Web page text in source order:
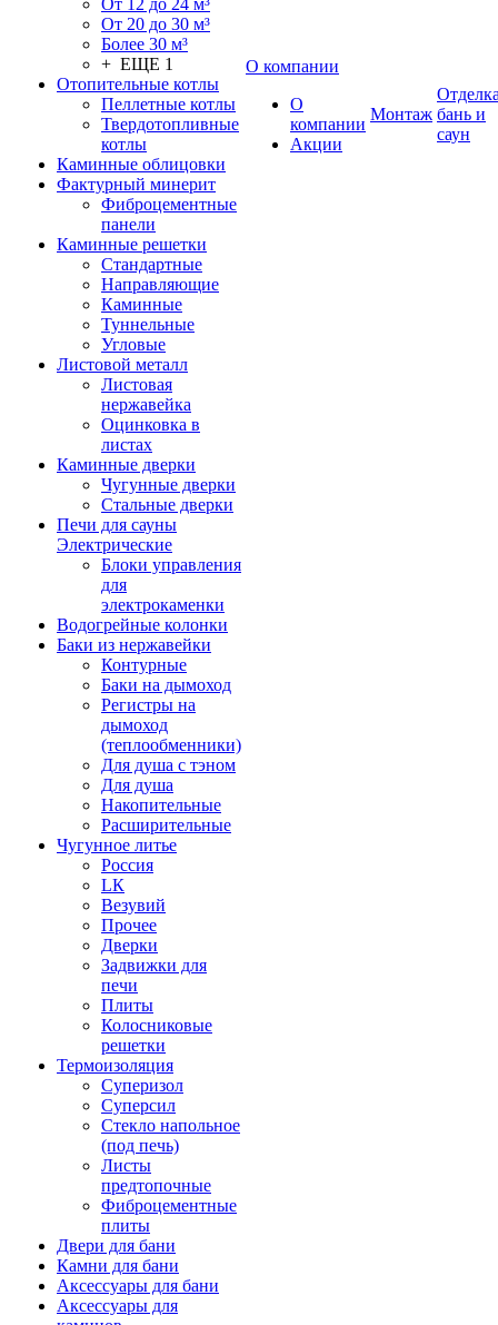
От 12 до 24 м³
От 20 до 30 м³
Более 30 м³
+ ЕЩЕ 1
Отопительные котлы
Пеллетные котлы
Твердотопливные
котлы
Каминные облицовки
Фактурный минерит
Фиброцементные
панели
Каминные решетки
Стандартные
Направляющие
Каминные
Туннельные
Угловые
Листовой металл
Листовая
нержавейка
Оцинковка в
листах
Каминные дверки
Чугунные дверки
Стальные дверки
Печи для сауны
Электрические
Блоки управления
для
электрокаменки
Водогрейные колонки
Баки из нержавейки
Контурные
Баки на дымоход
Регистры на
дымоход
(теплообменники)
Для душа с тэном
Для душа
Накопительные
Расширительные
Чугунное литье
Россия
LК
Везувий
Прочее
Дверки
Задвижки для
печи
Плиты
Колосниковые
решетки
Термоизоляция
Суперизол
Суперсил
Стекло напольное
(под печь)
Листы
предтопочные
Фиброцементные
плиты
Двери для бани
Камни для бани
Аксессуары для бани
Аксессуары для
О компании
О
компании
Акции
Монтаж бань и
саун